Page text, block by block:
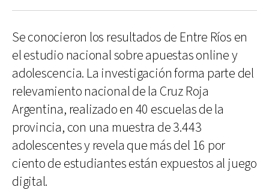
Se conocieron los resultados de Entre Ríos en
el estudio nacional sobre apuestas online y
adolescencia. La investigación forma parte del
relevamiento nacional de la Cruz Roja
Argentina, realizado en 40 escuelas de la
provincia, con una muestra de 3.443
adolescentes y revela que más del 16 por
ciento de estudiantes están expuestos al juego
digital.